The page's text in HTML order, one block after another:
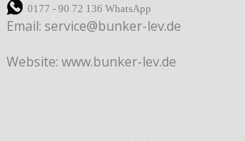
0177 - 90 72 136 WhatsApp
Email: service@bunker-lev.de
Website: www.bunker-lev.de